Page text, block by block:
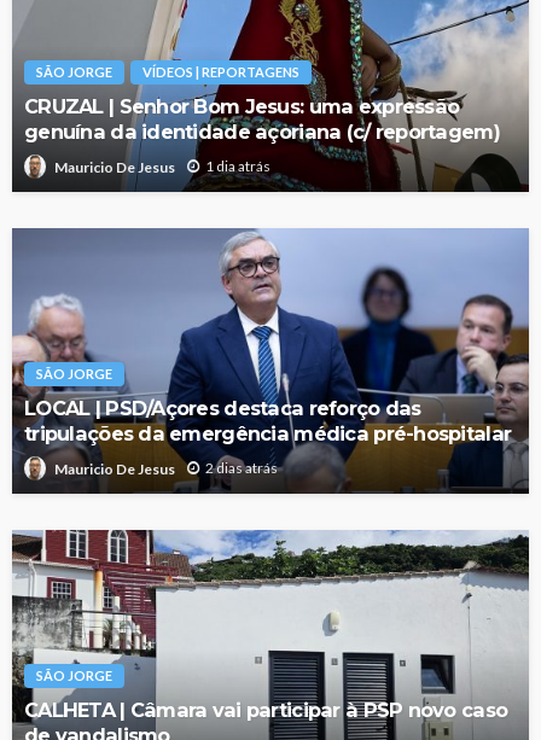
SÃO JORGE VÍDEOS | REPORTAGENS
CRUZAL | Senhor Bom Jesus: uma expressão
genuína da identidade açoriana (c/ reportagem)
Mauricio De Jesus 1 dia atrás
SÃO JORGE
LOCAL | PSD/Açores destaca reforço das
tripulações da emergência médica pré-hospitalar
Mauricio De Jesus 2 dias atrás
SÃO JORGE
CALHETA | Câmara vai participar à PSP novo caso